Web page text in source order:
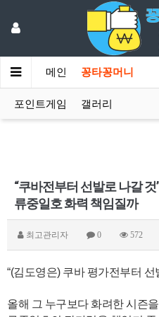
메인 꽁타꽁머니
포인트게임 갤러리
“쿠바전부터 선발로 나갈
류중일호 화력 책임질까
최고관리자 0 572
“(김도영은) 쿠바 평가전부터 선
올해 그 누구보다 화려한 시즌